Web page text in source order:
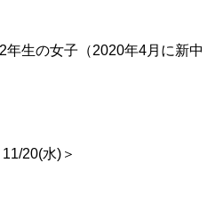
生の女子（2020年4月に新中
20(水)＞